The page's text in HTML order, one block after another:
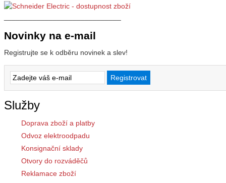
Novinky na e-mail
Registrujte se k odběru novinek a slev!
Služby
Doprava zboží a platby
Odvoz elektroodpadu
Konsignační sklady
Otvory do rozváděčů
Reklamace zboží